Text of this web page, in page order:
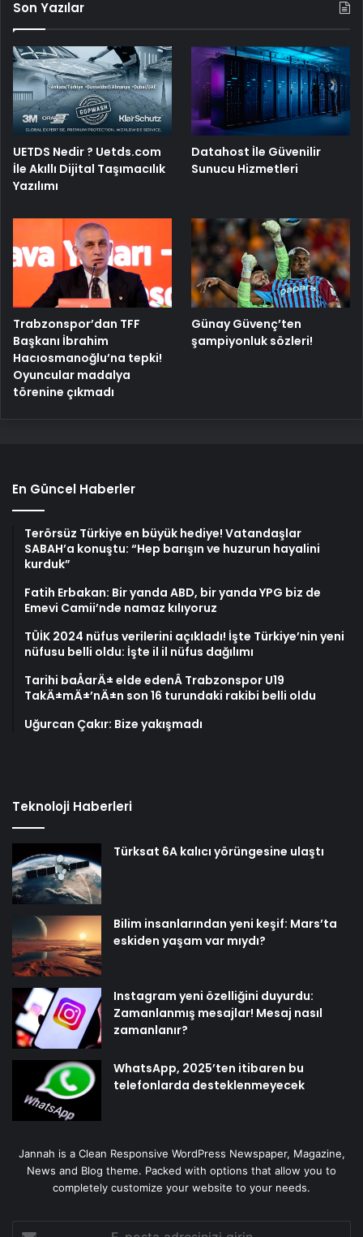
Son Yazılar
UETDS Nedir ? Uetds.com
İle Akıllı Dijital Taşımacılık
Yazılımı
Datahost İle Güvenilir
Sunucu Hizmetleri
Trabzonspor’dan TFF
Başkanı İbrahim
Hacıosmanoğlu’na tepki!
Oyuncular madalya
törenine çıkmadı
Günay Güvenç’ten
şampiyonluk sözleri!
En Güncel Haberler
Terörsüz Türkiye en büyük hediye! Vatandaşlar
SABAH’a konuştu: “Hep barışın ve huzurun hayalini
kurduk”
Fatih Erbakan: Bir yanda ABD, bir yanda YPG biz de
Emevi Camii’nde namaz kılıyoruz
TÜİK 2024 nüfus verilerini açıkladı! İşte Türkiye’nin yeni
nüfusu belli oldu: İşte il il nüfus dağılımı
Tarihi baÅarÄ± elde edenÂ Trabzonspor U19
TakÄ±mÄ±’nÄ±n son 16 turundaki rakibi belli oldu
Uğurcan Çakır: Bize yakışmadı
Teknoloji Haberleri
Türksat 6A kalıcı yörüngesine ulaştı
Bilim insanlarından yeni keşif: Mars’ta
eskiden yaşam var mıydı?
Instagram yeni özelliğini duyurdu:
Zamanlanmış mesajlar! Mesaj nasıl
zamanlanır?
WhatsApp, 2025’ten itibaren bu
telefonlarda desteklenmeyecek
Jannah is a Clean Responsive WordPress Newspaper, Magazine,
News and Blog theme. Packed with options that allow you to
completely customize your website to your needs.